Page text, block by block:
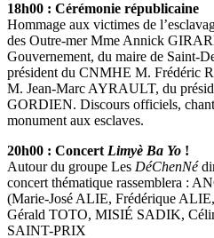
18h00 : Cérémonie républicaine
Hommage aux victimes de
des Outre-mer Mme Annick
Gouvernement, du maire de Saint-
président du CNMHE M. Frédéric
M. Jean-Marc AYRAULT, du
GORDIEN. Discours officiels,
monument aux esclaves.
20h00 : ConcertLimyè Ba Yo !
Autour du groupe Les DéChenNé
concert thématique rassemblera :
(Marie-José ALIE, Frédérique
Gérald TOTO, MISIÉ SADIK,
SAINT-PRIX